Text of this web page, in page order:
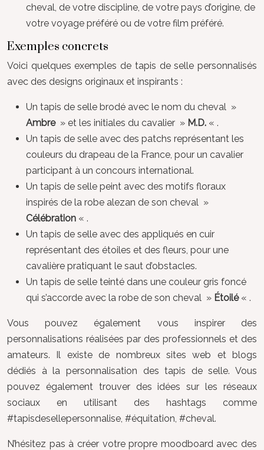
cheval, de votre discipline, de votre pays d’origine, de
votre voyage préféré ou de votre film préféré.
Exemples concrets
Voici quelques exemples de tapis de selle personnalisés
avec des designs originaux et inspirants :
Un tapis de selle brodé avec le nom du cheval »
Ambre » et les initiales du cavalier » M.D. « .
Un tapis de selle avec des patchs représentant les
couleurs du drapeau de la France, pour un cavalier
participant à un concours international.
Un tapis de selle peint avec des motifs floraux
inspirés de la robe alezan de son cheval »
Célébration « .
Un tapis de selle avec des appliqués en cuir
représentant des étoiles et des fleurs, pour une
cavalière pratiquant le saut d’obstacles.
Un tapis de selle teinté dans une couleur gris foncé
qui s’accorde avec la robe de son cheval » Étoilé « .
Vous pouvez également vous inspirer des
personnalisations réalisées par des professionnels et des
amateurs. Il existe de nombreux sites web et blogs
dédiés à la personnalisation des tapis de selle. Vous
pouvez également trouver des idées sur les réseaux
sociaux en utilisant des hashtags comme
#tapisdesellepersonnalise, #équitation, #cheval.
N’hésitez pas à créer votre propre moodboard avec des